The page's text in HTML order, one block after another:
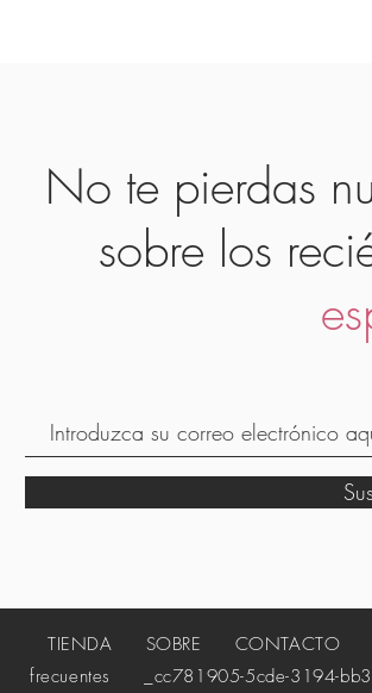
No te pierdas
sobre los
TIENDA SOBRE CONTACTO
frecuentes
_cc781905-5cde-3194-